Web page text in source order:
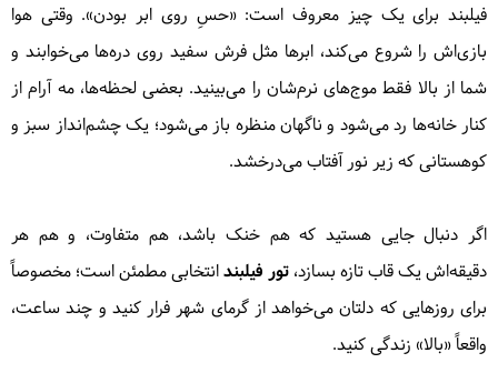
فیلبند برای یک چیز معروف است: «حسِ روی ابر بودن». وقتی هوا
بازی‌اش را شروع می‌کند، ابرها مثل فرش سفید روی دره‌ها می‌خوابند و
شما از بالا فقط موج‌های نرم‌شان را می‌بینید. بعضی لحظه‌ها، مه آرام از
کنار خانه‌ها رد می‌شود و ناگهان منظره باز می‌شود؛ یک چشم‌انداز سبز و
کوهستانی که زیر نور آفتاب می‌درخشد.
اگر دنبال جایی هستید که هم خنک باشد، هم متفاوت، و هم هر
دقیقه‌اش یک قاب تازه بسازد، تور فیلبندانتخابی مطمئن است؛ مخصوصاً
برای روزهایی که دلتان می‌خواهد از گرمای شهر فرار کنید و چند ساعت،
واقعاً «بالا» زندگی کنید.